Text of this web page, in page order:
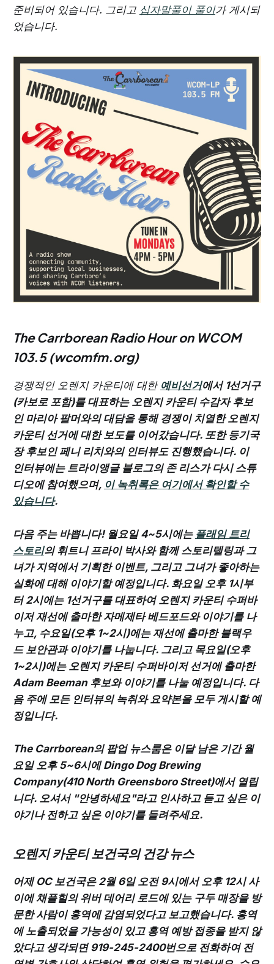
준비되어 있습니다. 그리고 십자말풀이 풀이가 게시되
었습니다.
The Carrborean Radio Hour on WCOM
103.5 (wcomfm.org)
경쟁적인 오렌지 카운티에 대한 예비선거에서 1선거구
(카보로 포함)를 대표하는 오렌지 카운티 수감자 후보
인 마리아 팔머와의 대담을 통해 경쟁이 치열한 오렌지
카운티 선거에 대한 보도를 이어갔습니다. 또한 등기국
장 후보인 페니 리치와의 인터뷰도 진행했습니다. 이
인터뷰에는 트라이앵글 블로그의 존 리스가 다시 스튜
디오에 참여했으며, 이 녹취록은 여기에서 확인할 수
있습니다.
다음 주는 바쁩니다! 월요일 4~5시에는 플래임 트리
스토리의 휘트니 프라이 박사와 함께 스토리텔링과 그
녀가 지역에서 기획한 이벤트, 그리고 그녀가 좋아하는
실화에 대해 이야기할 예정입니다. 화요일 오후 1시부
터 2시에는 1선거구를 대표하여 오렌지 카운티 수퍼바
이저 재선에 출마한 자메제타 베드포드와 이야기를 나
누고, 수요일(오후 1~2시)에는 재선에 출마한 블랙우
드 보안관과 이야기를 나눕니다. 그리고 목요일(오후
1~2시)에는 오렌지 카운티 수퍼바이저 선거에 출마한
Adam Beeman 후보와 이야기를 나눌 예정입니다. 다
음 주에 모든 인터뷰의 녹취와 요약본을 모두 게시할 예
정입니다.
The Carrborean의 팝업 뉴스룸은 이달 남은 기간 월
요일 오후 5~6시에 Dingo Dog Brewing
Company(410 North Greensboro Street)에서 열립
니다. 오셔서 "안녕하세요"라고 인사하고 듣고 싶은 이
야기나 전하고 싶은 이야기를 들려주세요.
오렌지 카운티 보건국의 건강 뉴스
어제 OC 보건국은 2월 6일 오전 9시에서 오후 12시 사
이에 채플힐의 위버 데어리 로드에 있는 구두 매장을 방
문한 사람이 홍역에 감염되었다고 보고했습니다. 홍역
에 노출되었을 가능성이 있고 홍역 예방 접종을 받지 않
았다고 생각되면 919-245-2400번으로 전화하여 전